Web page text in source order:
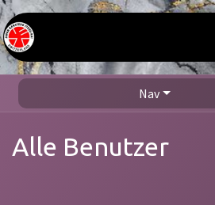
Zum Inhalt springen
Nav
Alle Benutzer